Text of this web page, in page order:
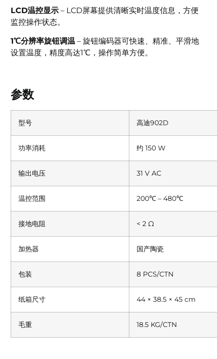
LCD温控显示 – LCD屏幕提供清晰实时温度信息，方便
监控操作状态。
1℃分辨率旋钮调温 – 旋钮编码器可快速、精准、平滑地
设置温度，精度高达1℃，操作简单方便。
参数
型号 高迪902D
功率消耗 约 150 W
输出电压 31 V AC
温控范围 200℃ – 480℃
接地电阻 < 2 Ω
加热器 国产陶瓷
包装 8 PCS/CTN
纸箱尺寸 44 × 38.5 × 45 cm
毛重 18.5 KG/CTN